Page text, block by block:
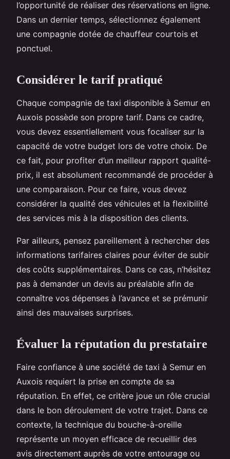
l’opportunité de réaliser des réservations en ligne.
Dans un dernier temps, sélectionnez également
une compagnie dotée de chauffeur courtois et
ponctuel.
Considérer le tarif pratiqué
Chaque compagnie de taxi disponible à Semur en
Auxois possède son propre tarif. Dans ce cadre,
vous devez essentiellement vous focaliser sur la
capacité de votre budget lors de votre choix. De
ce fait, pour profiter d’un meilleur rapport qualité-
prix, il est absolument recommandé de procéder à
une comparaison. Pour ce faire, vous devez
considérer la qualité des véhicules et la flexibilité
des services mis à la disposition des clients.
Par ailleurs, pensez pareillement à rechercher des
informations tarifaires claires pour éviter de subir
des coûts supplémentaires. Dans ce cas, n’hésitez
pas à demander un devis au préalable afin de
connaître vos dépenses à l’avance et se prémunir
ainsi des mauvaises surprises.
Évaluer la réputation du prestataire
Faire confiance à une société de taxi à Semur en
Auxois requiert la prise en compte de sa
réputation. En effet, ce critère joue un rôle crucial
dans le bon déroulement de votre trajet. Dans ce
contexte, la technique du bouche-à-oreille
représente un moyen efficace de recueillir des
avis directement auprès de votre entourage ou